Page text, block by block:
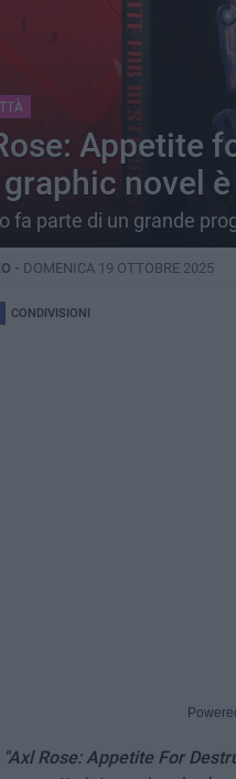
Appetite
novel
fa parte di un grande
- DOMENICA 19 OTTOBRE 2025
CONDIVISIONI
"Axl Rose: Appetite For